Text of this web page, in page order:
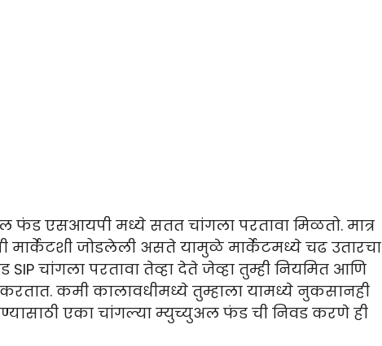
एसआयपी मध्ये सतत चांगला परतावा मिळतो. मात्र
जोडलेली असते यामुळे मार्केटमध्ये चढ उतारचा
चांगला परतावा तेव्हा देते जेव्हा तुम्ही नियमित आणि
कमी कालावधीमध्ये तुम्हाला यामध्ये नुकसानही
एका चांगल्या म्युच्युअल फंड ची निवड करणे ही